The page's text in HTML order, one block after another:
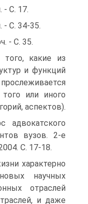
- С. 17.
- С. 34-35.
- С. 35.
какие из
и функций
или иного
аспектов).
вузов. 2-е
С. 17-18.
характерно
научных
отраслей
и даже